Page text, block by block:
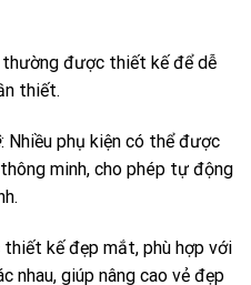
được thiết kế để dễ
thiết.
: Nhiều phụ kiện có thể được
minh, cho phép tự động
kế đẹp mắt, phù hợp với
nhau, giúp nâng cao vẻ đẹp